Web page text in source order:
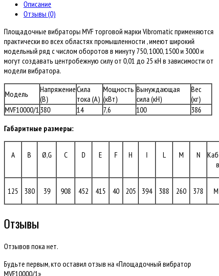
MVF10000/1Описание
Отзывы (0)
Площадочные вибраторы MVF торговой марки Vibromatic применяются
практически во всех областях промышленности , имеют широкий
модельный ряд с числом оборотов в минуту 750, 1000, 1500 и 3000 и
могут создавать центробежную силу от 0,01 до 25 кН в зависимости от
модели вибратора.
Модель
Напряжение
(В)
Сила
тока (A)
Мощность
(кВт)
Вынуждающая
сила (кН)
Вес
(кг)
MVF10000/1 380 14 7,6 100
386
Габаритные размеры:
A B Ø,G C D E F H I L M N
125 380 39 908 452 415 40 205 394 388 260 378
Отзывы
Отзывов пока нет.
Будьте первым, кто оставил отзыв на «Площадочный вибратор
MVF10000/1»